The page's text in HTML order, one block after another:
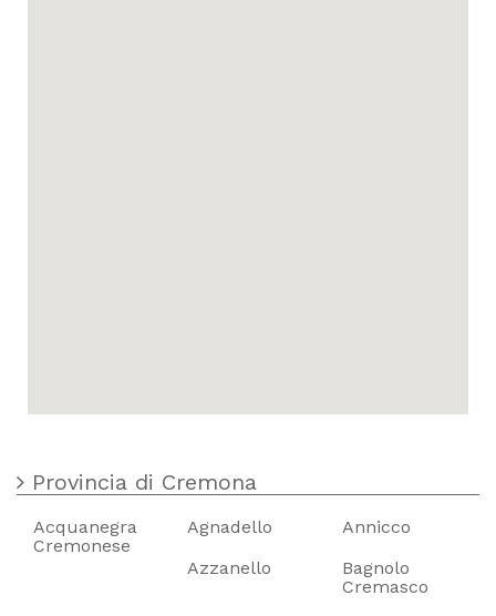
Provincia di Cremona
Acquanegra
Cremonese
Agnadello
Annicco
Azzanello
Bagnolo
Cremasco